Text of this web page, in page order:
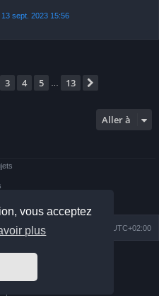
vous acceptez
plus
13 sept. 2023 15:56
13
3 4 5 13
Aller à
UTC+02:00
Software © phpBB Limited
phpBB-fr.com